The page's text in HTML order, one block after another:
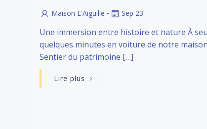
Maison L'Aiguille - Sep 23
Une immersion entre histoire et nature À
quelques minutes en voiture de notre
Sentier du patrimoine […]
Lire plus